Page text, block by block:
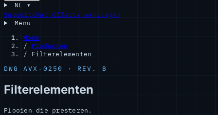
NL ▾
SupportchatOfferte aanvragen
Menu
Home
/
Producten
/
Filterelementen
DWG AVX-0250 · REV. B
Filterelementen
Plooien die presteren.